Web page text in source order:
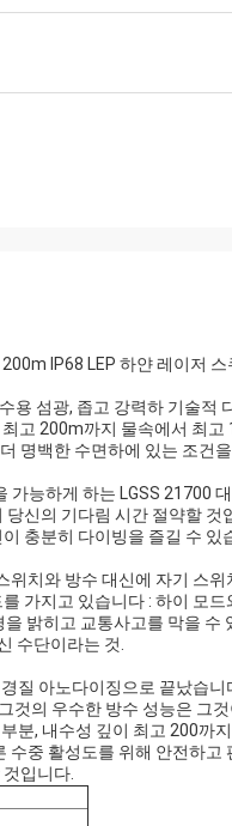
IP68 LEP 하얀 레이저
용 섬광, 좁고 강력하 기술적
고 200m까지 물속에서 최
명백한 수면하에 있는 조건
가능하게 하는 LGSS 21700
신의 기다림 시간 절약할
충분히 다이빙을 즐길 수 있
치와 방수 대신에 자기 스
가지고 있습니다 : 하이 모
밝히고 교통사고를 막을 수
수단이라는 것.
질 아노다이징으로 끝났습
의 우수한 방수 성능은 그
분, 내수성 깊이 최고 200까
중 활성도를 위해 안전하
입니다.